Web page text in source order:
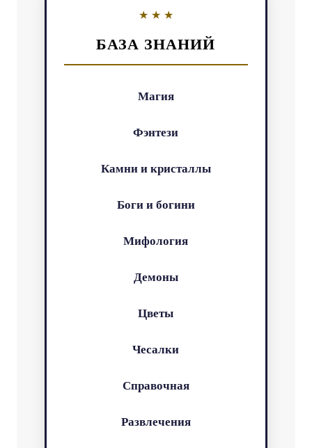
БАЗА ЗНАНИЙ
Магия
Фэнтези
Камни и кристаллы
Боги и богини
Мифология
Демоны
Цветы
Чесалки
Справочная
Развлечения